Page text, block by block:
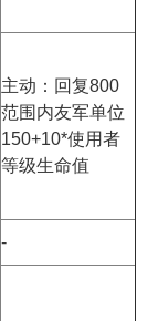
主动：回复800
范围内友军单位
150+10*使用者
等级生命值
-